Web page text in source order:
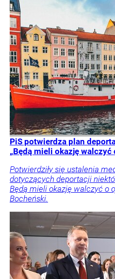
PiS potwierdza plan
„Będą mieli okazję walczyć
Potwierdziły się ustalenia
dotyczących deportacji
Będą mieli okazję walczyć o
Bocheński.